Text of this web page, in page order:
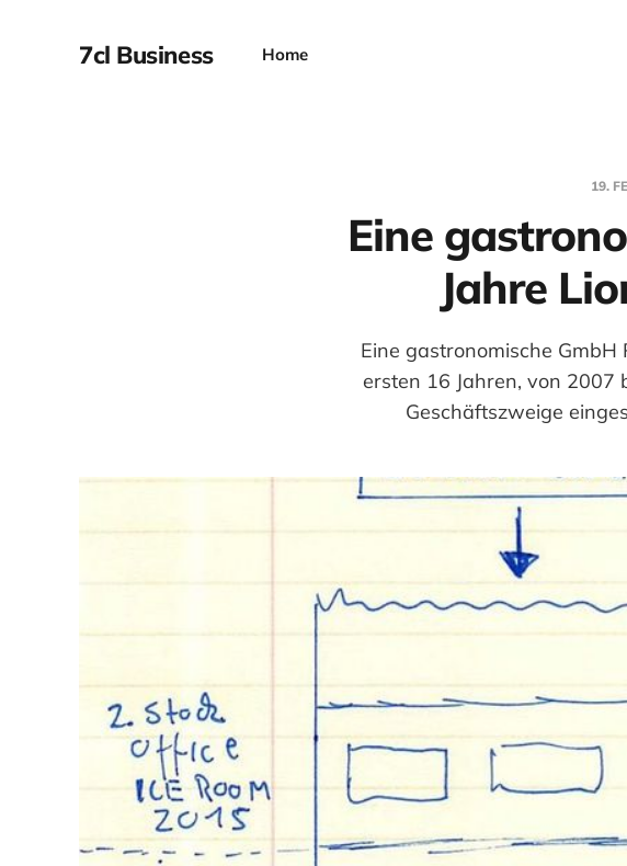
7cl Business Home
19.
Eine
Jahre
Eine gastronomische
ersten 16 Jahren, von
Geschäftszweige